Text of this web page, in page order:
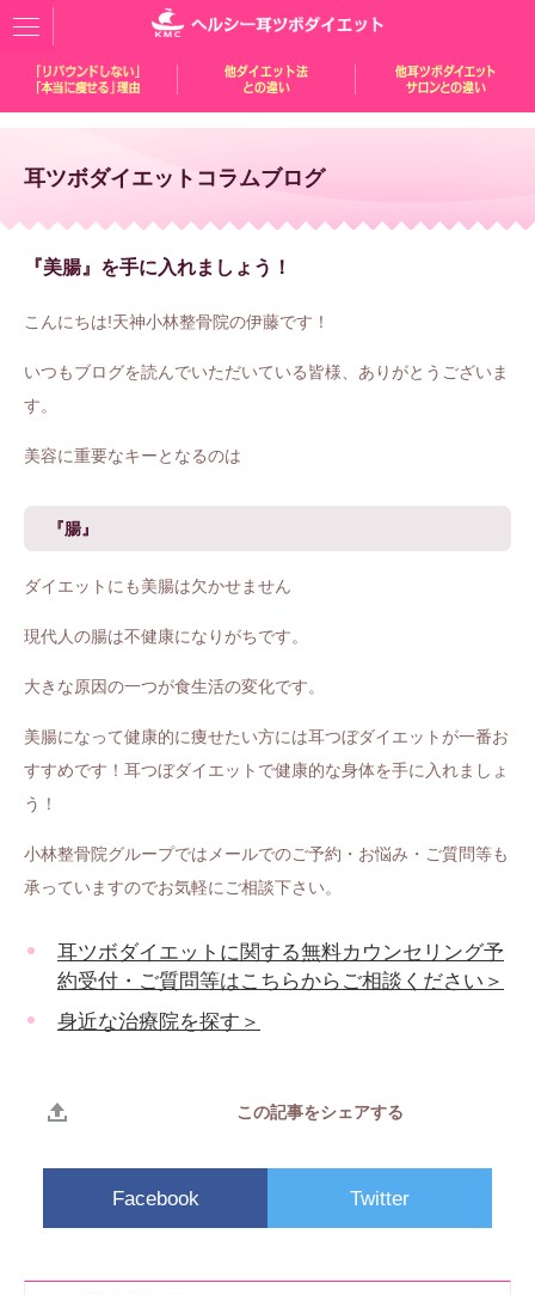
耳ツボダイエットコラムブログ
『美腸』を手に入れましょう！
こんにちは!天神小林整骨院の伊藤です！
いつもブログを読んでいただいている皆様、ありがとうございま
す。
美容に重要なキーとなるのは
『腸』
ダイエットにも美腸は欠かせません
現代人の腸は不健康になりがちです。
大きな原因の一つが食生活の変化です。
美腸になって健康的に痩せたい方には耳つぼダイエットが一番お
すすめです！耳つぼダイエットで健康的な身体を手に入れましょ
う！
小林整骨院グループではメールでのご予約・お悩み・ご質問等も
承っていますのでお気軽にご相談下さい。
耳ツボダイエットに関する無料カウンセリング予
約受付・ご質問等はこちらからご相談ください＞
身近な治療院を探す＞
この記事をシェアする
Facebook Twitter